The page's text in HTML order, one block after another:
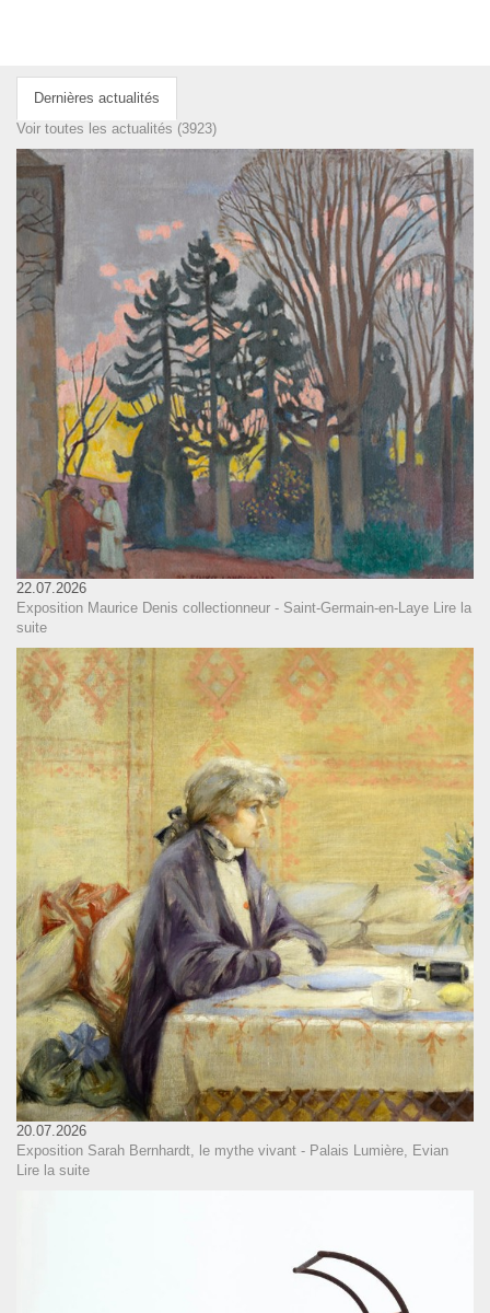
Dernières actualités
Voir toutes les actualités (3923)
22.07.2026
Exposition Maurice Denis collectionneur - Saint-Germain-en-Laye
Lire la
suite
20.07.2026
Exposition Sarah Bernhardt, le mythe vivant - Palais Lumière, Evian
Lire la suite